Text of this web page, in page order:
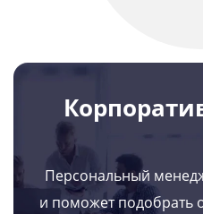
Персональный
и поможет подобрать